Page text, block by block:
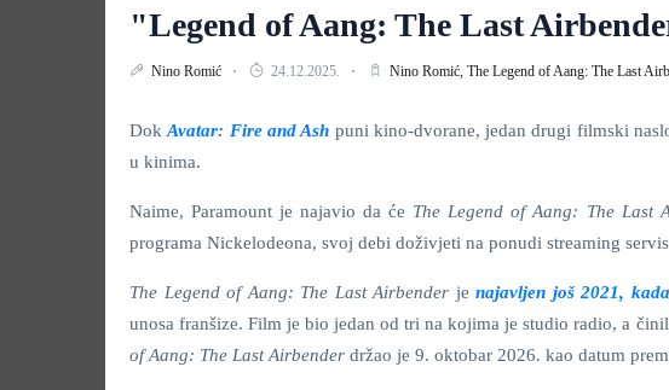
"Legend of Aang: The Last
Nino Romić 24.12.2025. Nino Romić, The Legend of Aang: The Last
DokAvatar: Fire and Ash puni kino-dvorane, jedan drugi filmski
u kinima.
Naime, Paramount je najavio da će The Legend of Aang: The Last
programa Nickelodeona, svoj debi doživjeti na ponudi streaming
The Legend of Aang: The Last Airbender jenajavljen još 2021,
unosa franšize. Film je bio jedan od tri na kojima je studio radio, a
of Aang: The Last Airbender držao je 9. oktobar 2026. kao datum